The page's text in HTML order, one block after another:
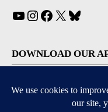
YouTube
Instagram
Facebook
X
DOWNLOAD OUR